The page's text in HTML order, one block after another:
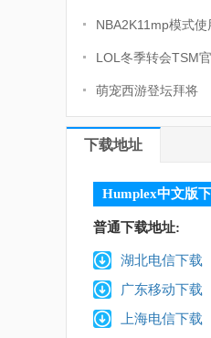
NBA2K11mp模式
位
LOL冬季转会TSM
离队
萌宠西游登坛拜将
下载地址
Humplex中文版
普通下载地址:
湖北电信下载
广东移动下载
上海电信下载